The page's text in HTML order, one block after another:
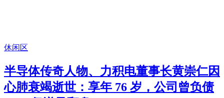
休闲区
半导体传奇人物、力积电董事长黄崇仁因
心肺衰竭逝世：享年 76 岁，公司曾负债